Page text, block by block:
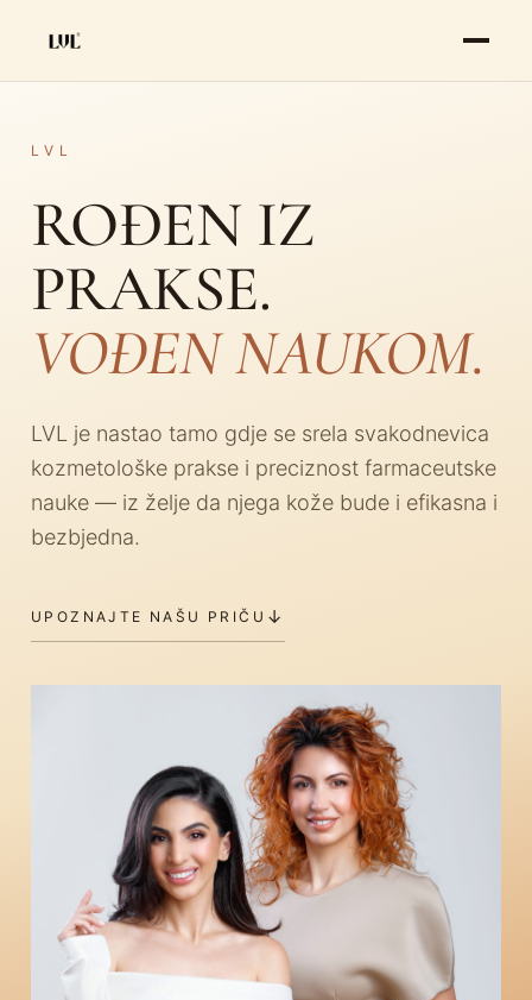
LVL
ROĐEN IZ
PRAKSE.
VOĐEN NAUKOM.
LVL je nastao tamo gdje se srela svakodnevica
kozmetološke prakse i preciznost farmaceutske
nauke — iz želje da njega kože bude i efikasna i
bezbjedna.
UPOZNAJTE NAŠU PRIČU ↓